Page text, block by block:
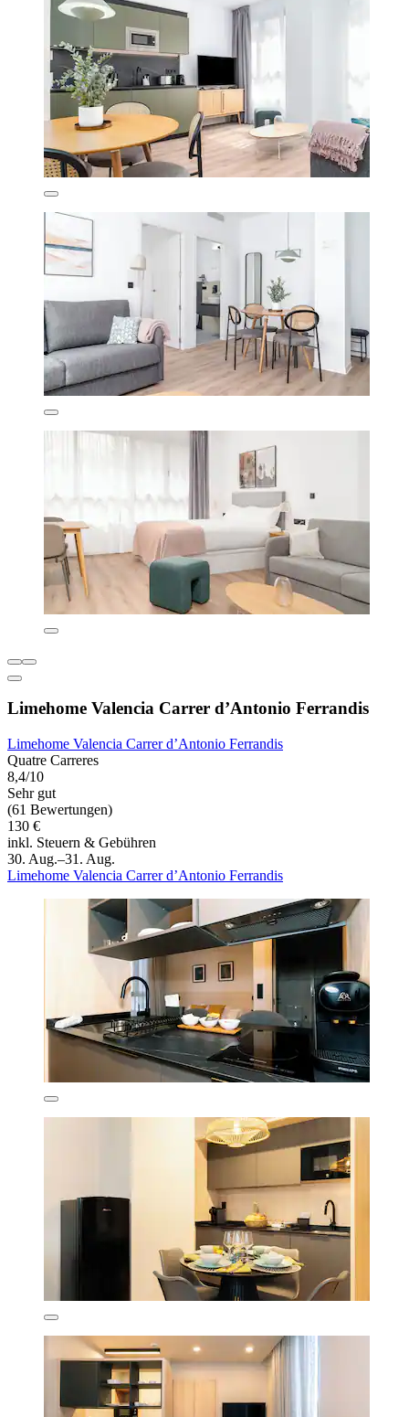
Limehome Valencia Carrer d’Antonio Ferrandis
Limehome Valencia Carrer d’Antonio Ferrandis
Quatre Carreres
8,4/10
Sehr gut
(61 Bewertungen)
130 €
inkl. Steuern & Gebühren
30. Aug.–31. Aug.
Limehome Valencia Carrer d’Antonio Ferrandis